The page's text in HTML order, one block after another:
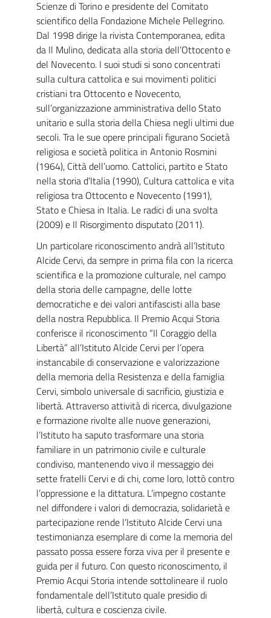
Scienze di Torino e presidente del Comitato
scientifico della Fondazione Michele Pellegrino.
Dal 1998 dirige la rivista Contemporanea, edita
da Il Mulino, dedicata alla storia dell’Ottocento e
del Novecento. I suoi studi si sono concentrati
sulla cultura cattolica e sui movimenti politici
cristiani tra Ottocento e Novecento,
sull’organizzazione amministrativa dello Stato
unitario e sulla storia della Chiesa negli ultimi due
secoli. Tra le sue opere principali figurano Società
religiosa e società politica in Antonio Rosmini
(1964), Città dell’uomo. Cattolici, partito e Stato
nella storia d’Italia (1990), Cultura cattolica e vita
religiosa tra Ottocento e Novecento (1991),
Stato e Chiesa in Italia. Le radici di una svolta
(2009) e Il Risorgimento disputato (2011).
Un particolare riconoscimento andrà all’Istituto
Alcide Cervi, da sempre in prima fila con la ricerca
scientifica e la promozione culturale, nel campo
della storia delle campagne, delle lotte
democratiche e dei valori antifascisti alla base
della nostra Repubblica. Il Premio Acqui Storia
conferisce il riconoscimento “Il Coraggio della
Libertà” all’Istituto Alcide Cervi per l’opera
instancabile di conservazione e valorizzazione
della memoria della Resistenza e della famiglia
Cervi, simbolo universale di sacrificio, giustizia e
libertà. Attraverso attività di ricerca, divulgazione
e formazione rivolte alle nuove generazioni,
l’Istituto ha saputo trasformare una storia
familiare in un patrimonio civile e culturale
condiviso, mantenendo vivo il messaggio dei
sette fratelli Cervi e di chi, come loro, lottò contro
l’oppressione e la dittatura. L’impegno costante
nel diffondere i valori di democrazia, solidarietà e
partecipazione rende l’Istituto Alcide Cervi una
testimonianza esemplare di come la memoria del
passato possa essere forza viva per il presente e
guida per il futuro. Con questo riconoscimento, il
Premio Acqui Storia intende sottolineare il ruolo
fondamentale dell’Istituto quale presidio di
libertà, cultura e coscienza civile.